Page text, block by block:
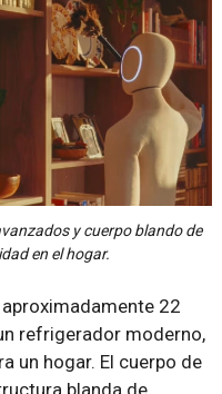
y cuerpo blando de
en el hogar.
22
refrigerador moderno,
un hogar. El cuerpo de
blanda de